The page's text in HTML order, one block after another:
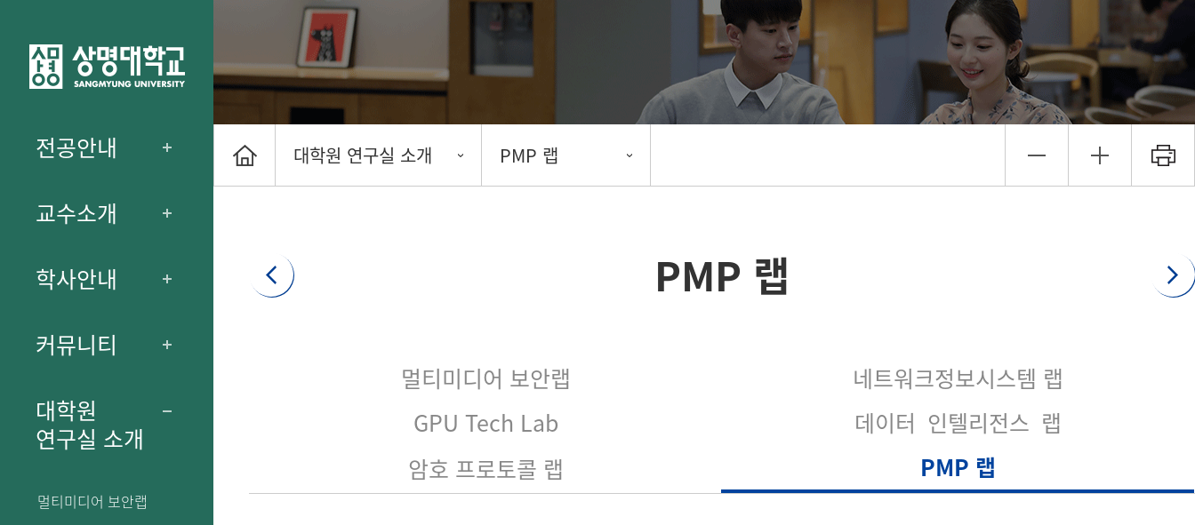
전공안내
교수소개
학사안내
커뮤니티
대학원
연구실 소개
멀티미디어 보안랩
대학원 연구실 소개 PMP 랩
PMP 랩
멀티미디어 보안랩
네트워크정보시스템 랩
GPU Tech Lab
데이터 인텔리전스 랩
암호 프로토콜 랩
PMP 랩